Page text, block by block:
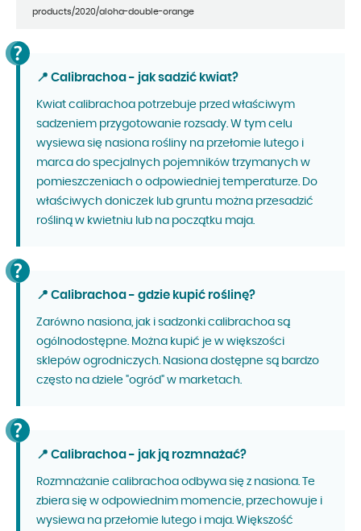
products/2020/aloha-double-orange
📍 Calibrachoa - jak sadzić kwiat?
Kwiat calibrachoa potrzebuje przed właściwym
sadzeniem przygotowanie rozsady. W tym celu
wysiewa się nasiona rośliny na przełomie lutego i
marca do specjalnych pojemników trzymanych w
pomieszczeniach o odpowiedniej temperaturze. Do
właściwych doniczek lub gruntu można przesadzić
rośliną w kwietniu lub na początku maja.
📍 Calibrachoa - gdzie kupić roślinę?
Zarówno nasiona, jak i sadzonki calibrachoa są
ogólnodostępne. Można kupić je w większości
sklepów ogrodniczych. Nasiona dostępne są bardzo
często na dziele "ogród" w marketach.
📍 Calibrachoa - jak ją rozmnażać?
Rozmnażanie calibrachoa odbywa się z nasiona. Te
zbiera się w odpowiednim momencie, przechowuje i
wysiewa na przełomie lutego i maja. Większość